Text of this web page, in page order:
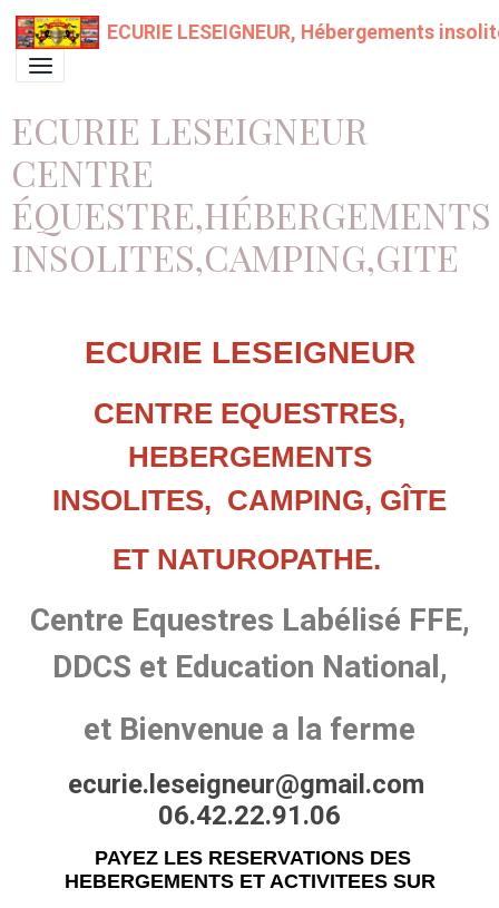
ECURIE LESEIGNEUR, Hébergements
ECURIE LESEIGNEUR
CENTRE
ÉQUESTRE,HÉBERGEMENTS
INSOLITES,CAMPING,GITE
ECURIE LESEIGNEUR
CENTRE EQUESTRES,
HEBERGEMENTS
INSOLITES, CAMPING, GÎTE
ET NATUROPATHE.
Centre Equestres Labélisé FFE,
DDCS et Education National,
et Bienvenue a la ferme
ecurie.leseigneur@gmail.com
06.42.22.91.06
PAYEZ LES RESERVATIONS DES
HEBERGEMENTS ET ACTIVITEES SUR